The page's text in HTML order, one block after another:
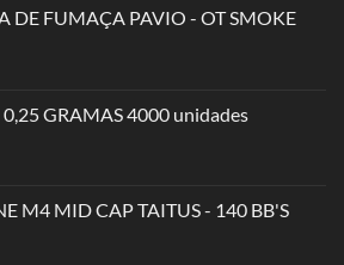
DE FUMAÇA PAVIO - OT SMOKE
0,25 GRAMAS 4000 unidades
M4 MID CAP TAITUS - 140 BB'S